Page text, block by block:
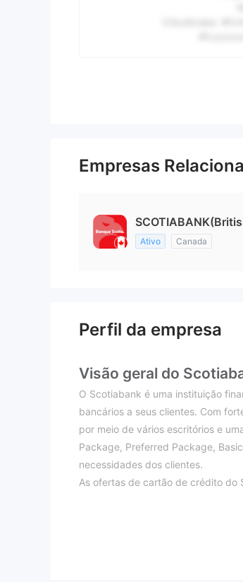
Empresas
Ativo Canada
Perfil da empresa
Visão geral do
O Scotiabank é uma instituição
bancários a seus clientes. Com
por meio de vários escritórios e
Package, Preferred Package,
necessidades dos clientes.
As ofertas de cartão de crédito do
registrados (RESPs), permitindo